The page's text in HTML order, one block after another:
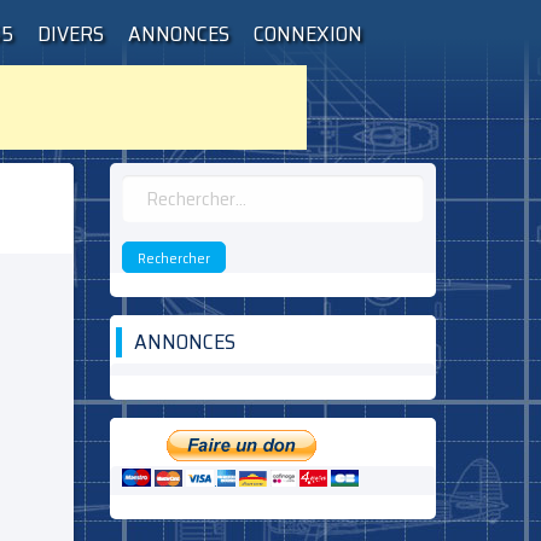
DIVERS ANNONCES CONNEXION
Rechercher :
ANNONCES